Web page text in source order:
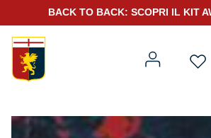
BACK TO BACK: SCOPRI IL KIT